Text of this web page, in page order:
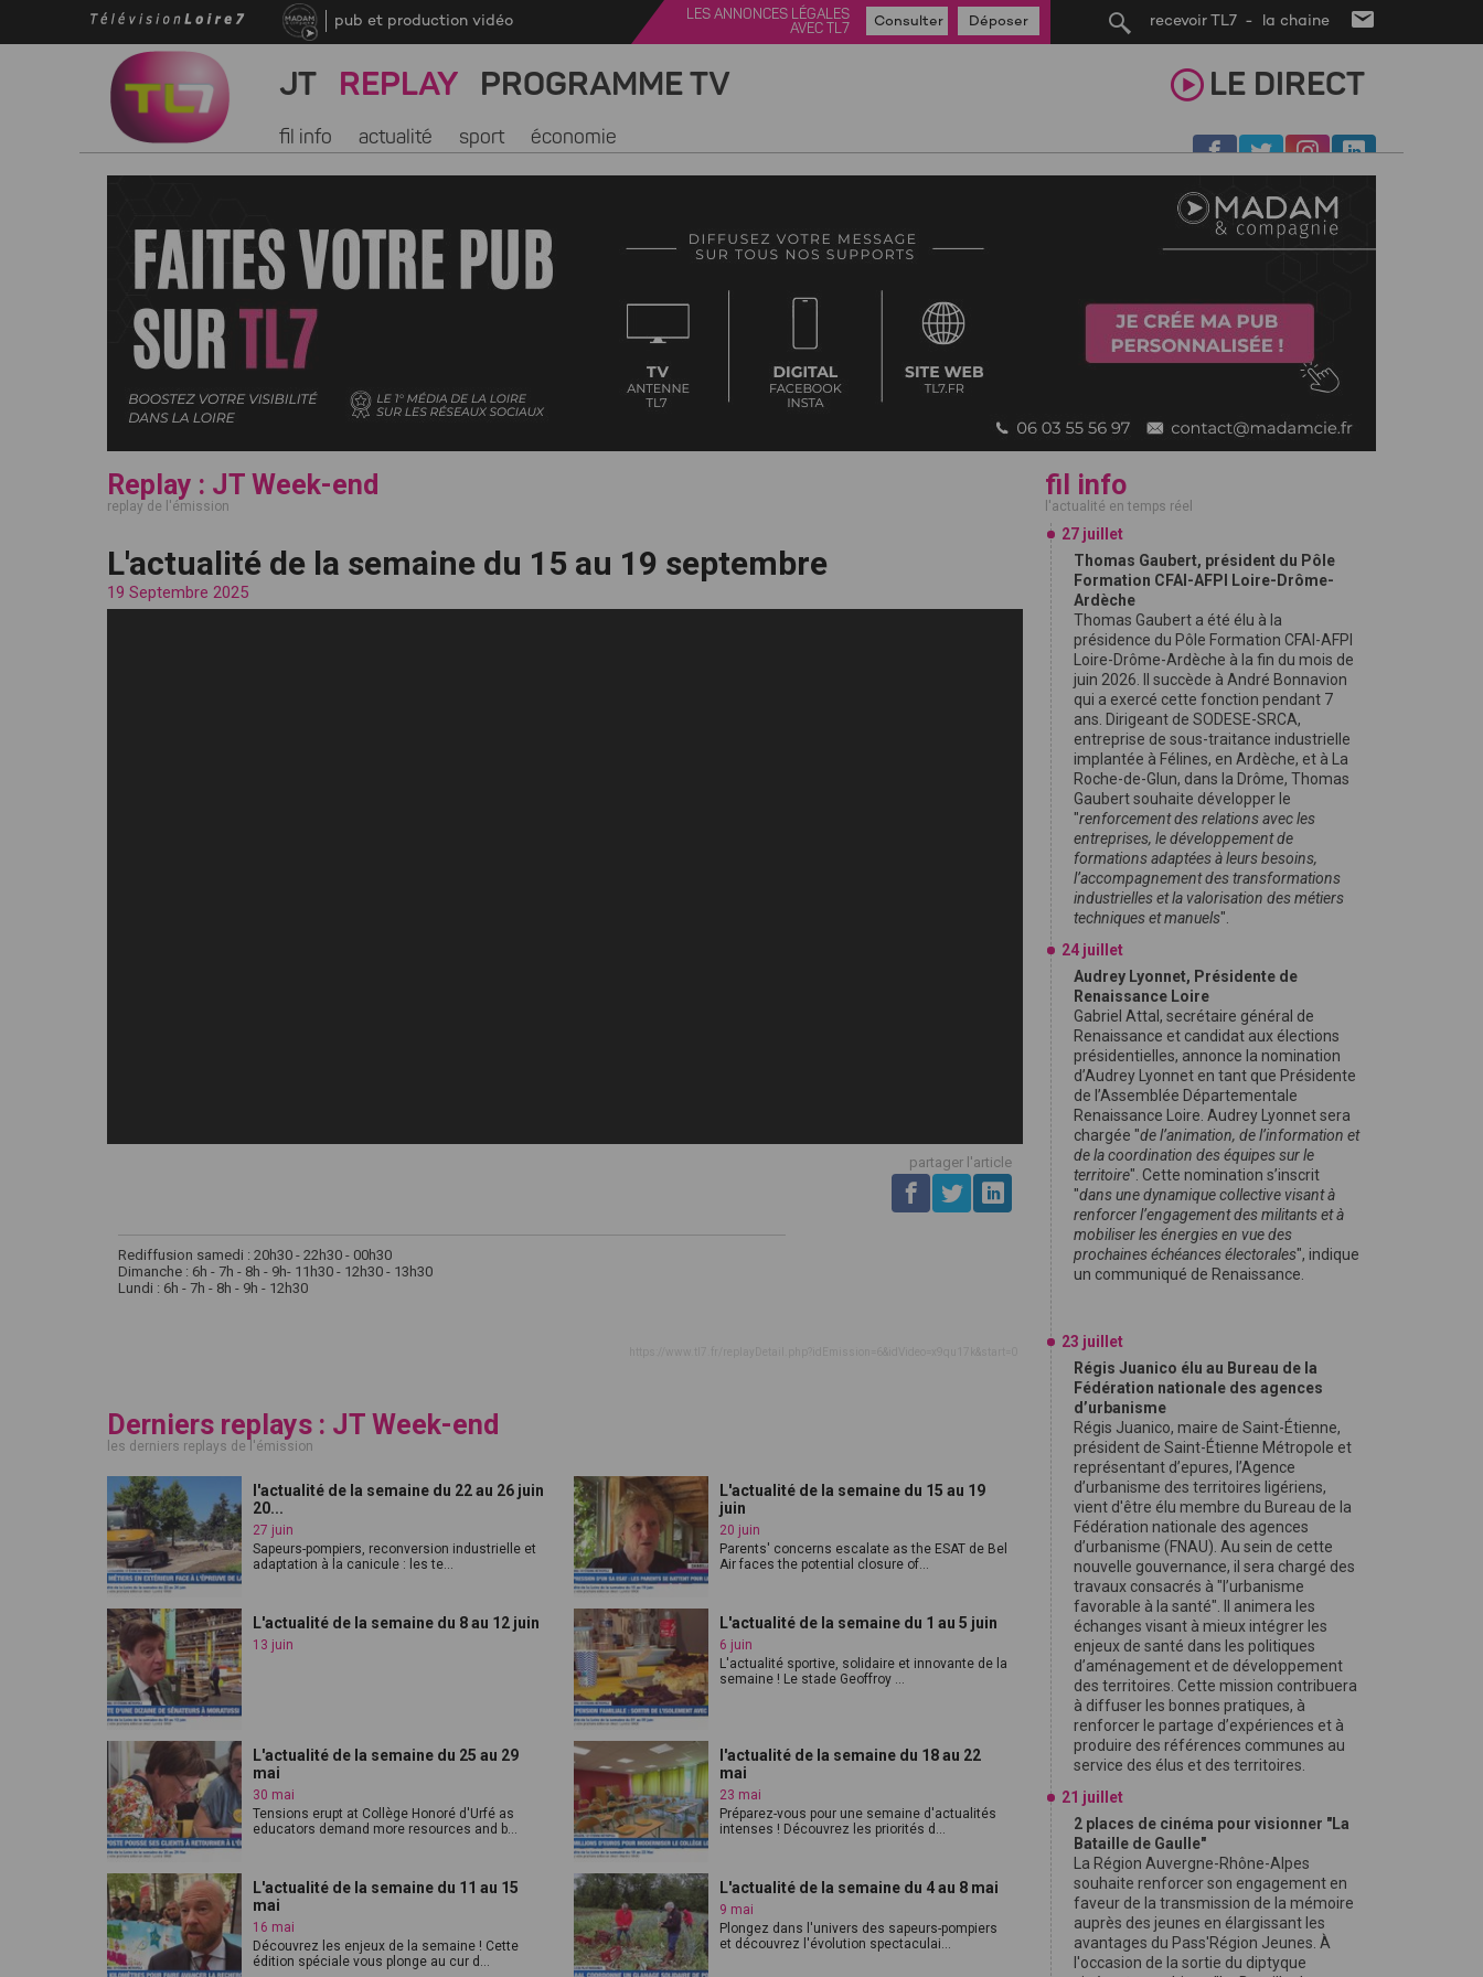
recevoir TL7 - la chaine
pub et production vidéo
LES ANNONCES LÉGALES
AVEC TL7
Consulter Déposer
JT REPLAY PROGRAMME TV LE DIRECT
fil info actualité sport économie
Replay : JT Week-end
replay de l'émission
L'actualité de la semaine du 15 au 19 septembre
19 Septembre 2025
partager l'article
Rediffusion samedi : 20h30 - 22h30 - 00h30
Dimanche : 6h - 7h - 8h - 9h- 11h30 - 12h30 - 13h30
Lundi : 6h - 7h - 8h - 9h - 12h30
Derniers replays : JT Week-end
les derniers replays de l'émission
l'actualité de la semaine du 22 au 26 juin
20...
27 juin
Sapeurs-pompiers, reconversion industrielle et
adaptation à la canicule : les te...
L'actualité de la semaine du 15 au 19
juin
20 juin
Parents' concerns escalate as the ESAT de Bel
Air faces the potential closure of...
L'actualité de la semaine du 8 au 12 juin
13 juin
L'actualité de la semaine du 1 au 5 juin
6 juin
L'actualité sportive, solidaire et innovante de la
semaine ! Le stade Geoffroy ...
L'actualité de la semaine du 25 au 29
mai
30 mai
Tensions erupt at Collège Honoré d'Urfé as
educators demand more resources and b...
l'actualité de la semaine du 18 au 22
mai
23 mai
Préparez-vous pour une semaine d'actualités
intenses ! Découvrez les priorités d...
L'actualité de la semaine du 11 au 15
mai
16 mai
Découvrez les enjeux de la semaine ! Cette
édition spéciale vous plonge au cur d...
L'actualité de la semaine du 4 au 8 mai
9 mai
Plongez dans l'univers des sapeurs-pompiers
et découvrez l'évolution spectaculai...
fil info
l'actualité en temps réel
27 juillet
Thomas Gaubert, président du Pôle
Formation CFAI-AFPI Loire-Drôme-
Ardèche
Thomas Gaubert a été élu à la
présidence du Pôle Formation CFAI-AFPI
Loire-Drôme-Ardèche à la fin du mois de
juin 2026. Il succède à André Bonnavion
qui a exercé cette fonction pendant 7
ans. Dirigeant de SODESE-SRCA,
entreprise de sous-traitance industrielle
implantée à Félines, en Ardèche, et à La
Roche-de-Glun, dans la Drôme, Thomas
Gaubert souhaite développer le
"renforcement des relations avec les
entreprises, le développement de
formations adaptées à leurs besoins,
l’accompagnement des transformations
industrielles et la valorisation des métiers
techniques et manuels".
24 juillet
Audrey Lyonnet, Présidente de
Renaissance Loire
Gabriel Attal, secrétaire général de
Renaissance et candidat aux élections
présidentielles, annonce la nomination
d’Audrey Lyonnet en tant que Présidente
de l’Assemblée Départementale
Renaissance Loire. Audrey Lyonnet sera
chargée "de l’animation, de l’information et
de la coordination des équipes sur le
territoire". Cette nomination s’inscrit
"dans une dynamique collective visant à
renforcer l’engagement des militants et à
mobiliser les énergies en vue des
prochaines échéances électorales", indique
un communiqué de Renaissance.
23 juillet
Régis Juanico élu au Bureau de la
Fédération nationale des agences
d’urbanisme
Régis Juanico, maire de Saint-Étienne,
président de Saint-Étienne Métropole et
représentant d’epures, l’Agence
d’urbanisme des territoires ligériens,
vient d'être élu membre du Bureau de la
Fédération nationale des agences
d’urbanisme (FNAU). Au sein de cette
nouvelle gouvernance, il sera chargé des
travaux consacrés à "l’urbanisme
favorable à la santé". Il animera les
échanges visant à mieux intégrer les
enjeux de santé dans les politiques
d’aménagement et de développement
des territoires. Cette mission contribuera
à diffuser les bonnes pratiques, à
renforcer le partage d’expériences et à
produire des références communes au
service des élus et des territoires.
21 juillet
2 places de cinéma pour visionner "La
Bataille de Gaulle"
La Région Auvergne-Rhône-Alpes
souhaite renforcer son engagement en
faveur de la transmission de la mémoire
auprès des jeunes en élargissant les
avantages du Pass'Région Jeunes. À
l'occasion de la sortie du diptyque